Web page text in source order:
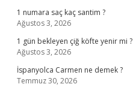
1 numara saç kaç santim ?
Ağustos 3, 2026
1 gün bekleyen çiğ köfte yenir mi ?
Ağustos 3, 2026
İspanyolca Carmen ne demek ?
Temmuz 30, 2026